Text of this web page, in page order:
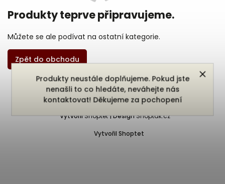
Produkty neustále doplňujeme. Pokud jste
nenašli to co hledáte, neváhejte nás
kontaktovat! Děkujeme za pochopení
Produkty teprve připravujeme.
Můžete se ale podívat na ostatní kategorie.
Zpět do obchodu
Vytvořil Shoptet
Copyright 2026Bukefalos. Všechna práva vyhrazena.
Vytvořil Shoptet | Design Shoptak.cz